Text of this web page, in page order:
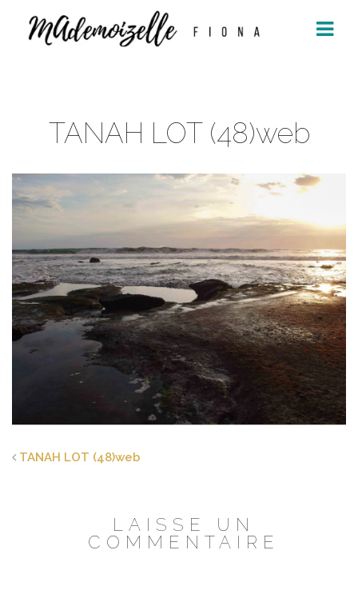
TANAH LOT (48)web
TANAH LOT (48)web
LAISSE UN
COMMENTAIRE